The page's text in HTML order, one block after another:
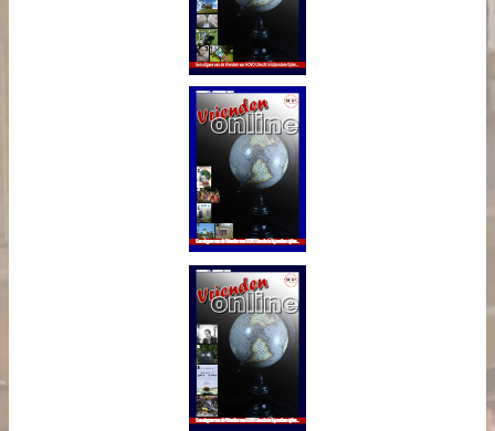
Vrienden
online nr. 5 -
mei 2021
Vrienden
online nr. 4 -
maart 2021
Vrienden
online nr. 3 -
december
2020